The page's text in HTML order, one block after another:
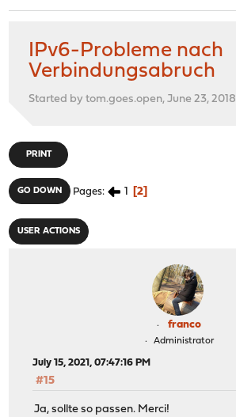
IPv6-Probleme nach
Verbindungsabruch
Started by tom.goes.open, June 23,
PRINT
GO DOWN Pages 1 2
USER ACTIONS
franco
Administrator
July 15, 2021, 07:47:16 PM
#15
Ja, sollte so passen. Merci!